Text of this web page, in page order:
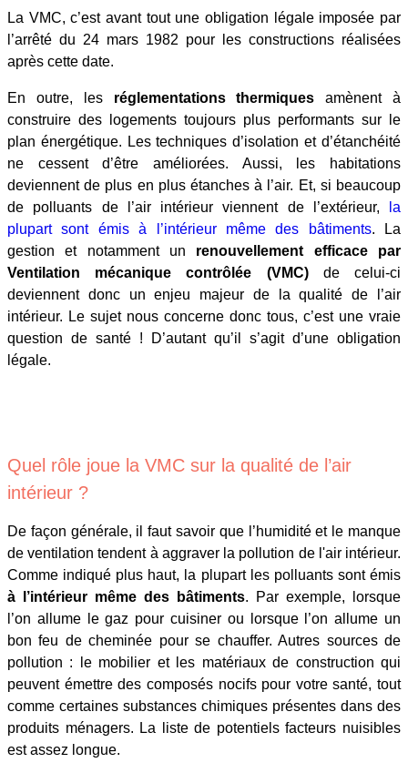
La VMC, c’est avant tout une obligation légale imposée par
l’arrêté du 24 mars 1982 pour les constructions réalisées
après cette date.
En outre, les réglementations thermiques amènent à
construire des logements toujours plus performants sur le
plan énergétique. Les techniques d’isolation et d’étanchéité
ne cessent d’être améliorées. Aussi, les habitations
deviennent de plus en plus étanches à l’air. Et, si beaucoup
de polluants de l’air intérieur viennent de l’extérieur,
la
plupart sont émis à l’intérieur même des bâtiments. La
gestion et notamment un renouvellement efficace par
Ventilation mécanique contrôlée (VMC)de celui-ci
deviennent donc un enjeu majeur de la qualité de l’air
intérieur. Le sujet nous concerne donc tous, c’est une vraie
question de santé ! D’autant qu’il s’agit d’une obligation
légale.
Quel rôle joue la VMC sur la qualité de l’air
intérieur ?
De façon générale, il faut savoir que l’humidité et le manque
de ventilation tendent à aggraver la pollution de l'air intérieur.
Comme indiqué plus haut, la plupart les polluants sont émis
à l’intérieur même des bâtiments. Par exemple, lorsque
l’on allume le gaz pour cuisiner ou lorsque l’on allume un
bon feu de cheminée pour se chauffer. Autres sources de
pollution : le mobilier et les matériaux de construction qui
peuvent émettre des composés nocifs pour votre santé, tout
comme certaines substances chimiques présentes dans des
produits ménagers. La liste de potentiels facteurs nuisibles
est assez longue.